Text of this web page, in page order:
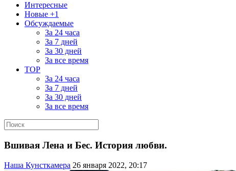
Интересные
Новые +1
Обсуждаемые
За 24 часа
За 7 дней
За 30 дней
За все время
TOP
За 24 часа
За 7 дней
За 30 дней
За все время
Вшивая Лена и Бес. История любви.
Наша Кунсткамера 26 января 2022, 20:17